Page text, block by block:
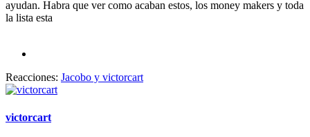
ayudan. Habra que ver como acaban estos, los money makers y toda
la lista esta
Reacciones: Jacobo y victorcart
victorcart